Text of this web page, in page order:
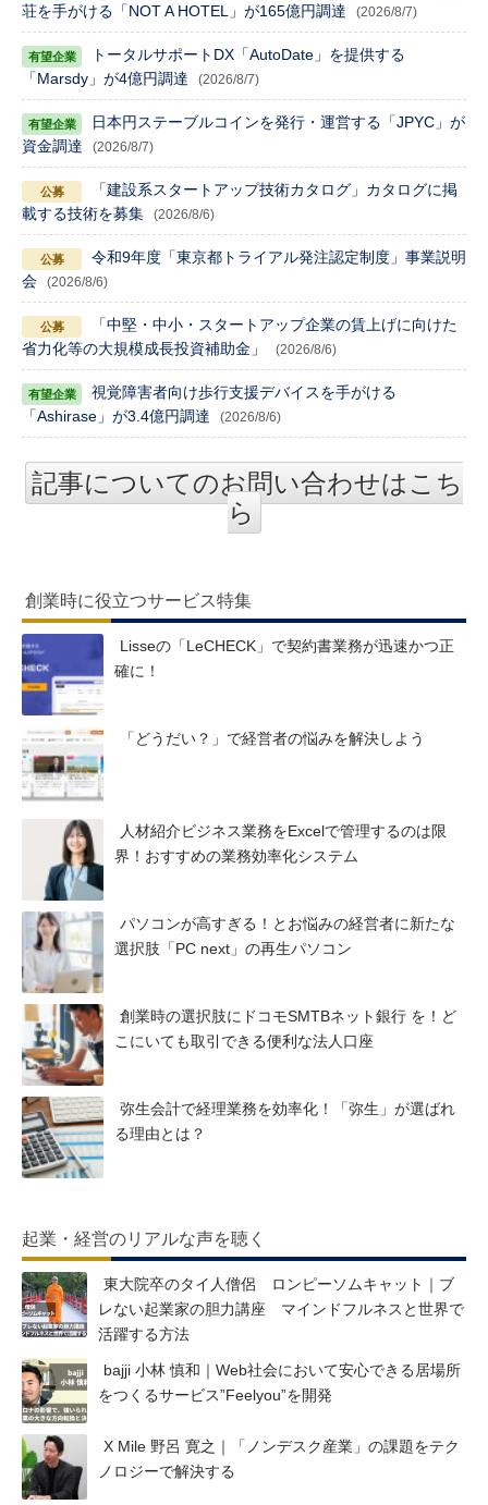
荘を手がける「NOT A HOTEL」が165億円調達
(2026/8/7)
トータルサポートDX「AutoDate」を提供する
「Marsdy」が4億円調達
(2026/8/7)
日本円ステーブルコインを発行・運営する「JPYC」が
資金調達
(2026/8/7)
「建設系スタートアップ技術カタログ」カタログに掲
載する技術を募集
(2026/8/6)
令和9年度「東京都トライアル発注認定制度」事業説明
会
(2026/8/6)
「中堅・中小・スタートアップ企業の賃上げに向けた
省力化等の大規模成長投資補助金」
(2026/8/6)
視覚障害者向け歩行支援デバイスを手がける
「Ashirase」が3.4億円調達
(2026/8/6)
記事についてのお問い合わせはこち
ら
創業時に役立つサービス特集
Lisseの「LeCHECK」で契約書業務が迅速かつ正
確に！
「どうだい？」で経営者の悩みを解決しよう
人材紹介ビジネス業務をExcelで管理するのは限
界！おすすめの業務効率化システム
パソコンが高すぎる！とお悩みの経営者に新たな
選択肢「PC next」の再生パソコン
創業時の選択肢にドコモSMTBネット銀行 を！ど
こにいても取引できる便利な法人口座
弥生会計で経理業務を効率化！「弥生」が選ばれ
る理由とは？
起業・経営のリアルな声を聴く
東大院卒のタイ人僧侶 ロンピーソムキャット｜ブ
レない起業家の胆力講座 マインドフルネスと世界で
活躍する方法
bajji 小林 慎和｜Web社会において安心できる居場所
をつくるサービス”Feelyou”を開発
X Mile 野呂 寛之｜「ノンデスク産業」の課題をテク
ノロジーで解決する